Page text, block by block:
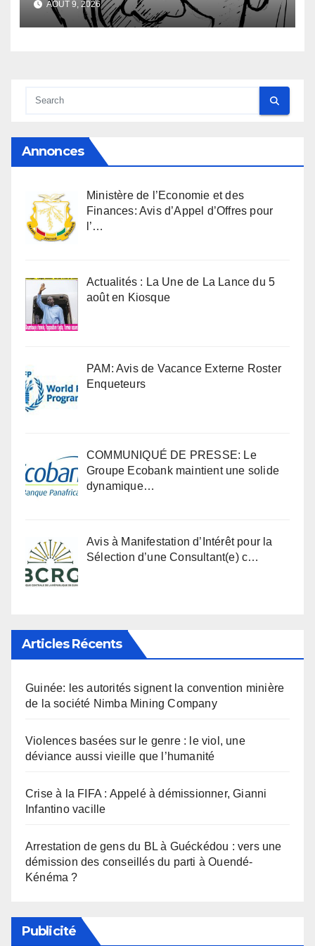
AOÛT 9, 2026
Annonces
Ministère de l’Economie et des
Finances: Avis d’Appel d’Offres pour
l’…
Actualités : La Une de La Lance du 5
août en Kiosque
PAM: Avis de Vacance Externe Roster
Enqueteurs
COMMUNIQUÉ DE PRESSE: Le
Groupe Ecobank maintient une solide
dynamique…
Avis à Manifestation d’Intérêt pour la
Sélection d’une Consultant(e) c…
Articles Récents
Guinée: les autorités signent la convention minière
de la société Nimba Mining Company
Violences basées sur le genre : le viol, une
déviance aussi vieille que l’humanité
Crise à la FIFA : Appelé à démissionner, Gianni
Infantino vacille
Arrestation de gens du BL à Guéckédou : vers une
démission des conseillés du parti à Ouendé-
Kénéma ?
Publicité